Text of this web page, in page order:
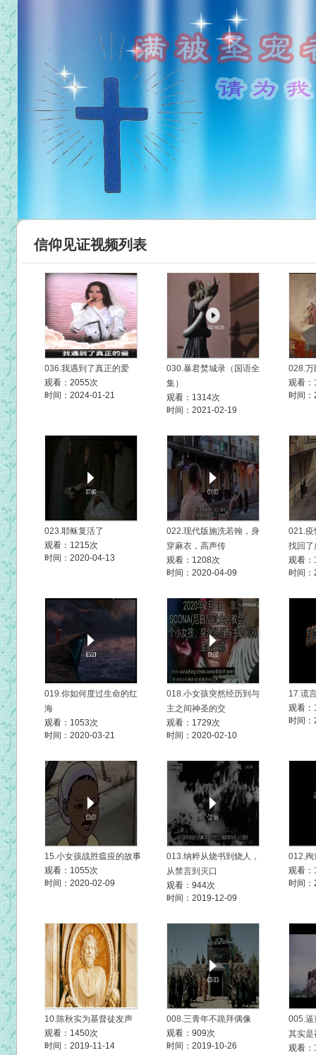
信仰见证视频列表
036.我遇到了真正的爱
观看：2055次
时间：2024-01-21
030.暴君焚城录（国语全
集）
观看：1314次
时间：2021-02-19
028.万
观看
时间
023.耶稣复活了
观看：1215次
时间：2020-04-13
022.现代版施洗若翰，身
穿麻衣，高声传
观看：1208次
时间：2020-04-09
021.疫
找回了
观看
时间
019.你如何度过生命的红
海
观看：1053次
时间：2020-03-21
018.小女孩突然经历到与
主之间神圣的交
观看：1729次
时间：2020-02-10
17.谎
观看
时间
15.小女孩战胜瘟疫的故事
观看：1055次
时间：2020-02-09
013.纳粹从烧书到烧人，
从禁言到灭口
观看：944次
时间：2019-12-09
012.殉
观看
时间
10.陈秋实为基督徒发声
观看：1450次
时间：2019-11-14
008.三青年不跪拜偶像
观看：909次
时间：2019-10-26
005.逼
其实是
观看